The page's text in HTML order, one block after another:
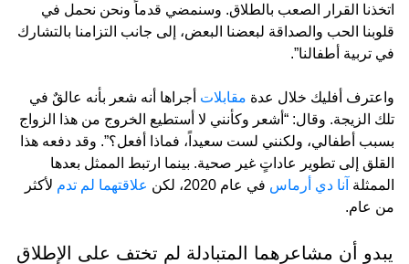
اتخذنا القرار الصعب بالطلاق. وسنمضي قدماً ونحن نحمل في
قلوبنا الحب والصداقة لبعضنا البعض، إلى جانب التزامنا بالتشارك
في تربية أطفالنا”.
واعترف أفليك خلال عدة مقابلات أجراها أنه شعر بأنه عالقٌ في
تلك الزيجة. وقال: “أشعر وكأنني لا أستطيع الخروج من هذا الزواج
بسبب أطفالي، ولكنني لست سعيداً، فماذا أفعل؟”. وقد دفعه هذا
القلق إلى تطوير عاداتٍ غير صحية. بينما ارتبط الممثل بعدها
الممثلة آنا دي أرماس في عام 2020، لكن علاقتهما لم تدم لأكثر
من عام.
يبدو أن مشاعرهما المتبادلة لم تختف على الإطلاق